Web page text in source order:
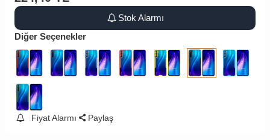
Stok Alarmı
Diğer Seçenekler
Fiyat Alarmı Paylaş